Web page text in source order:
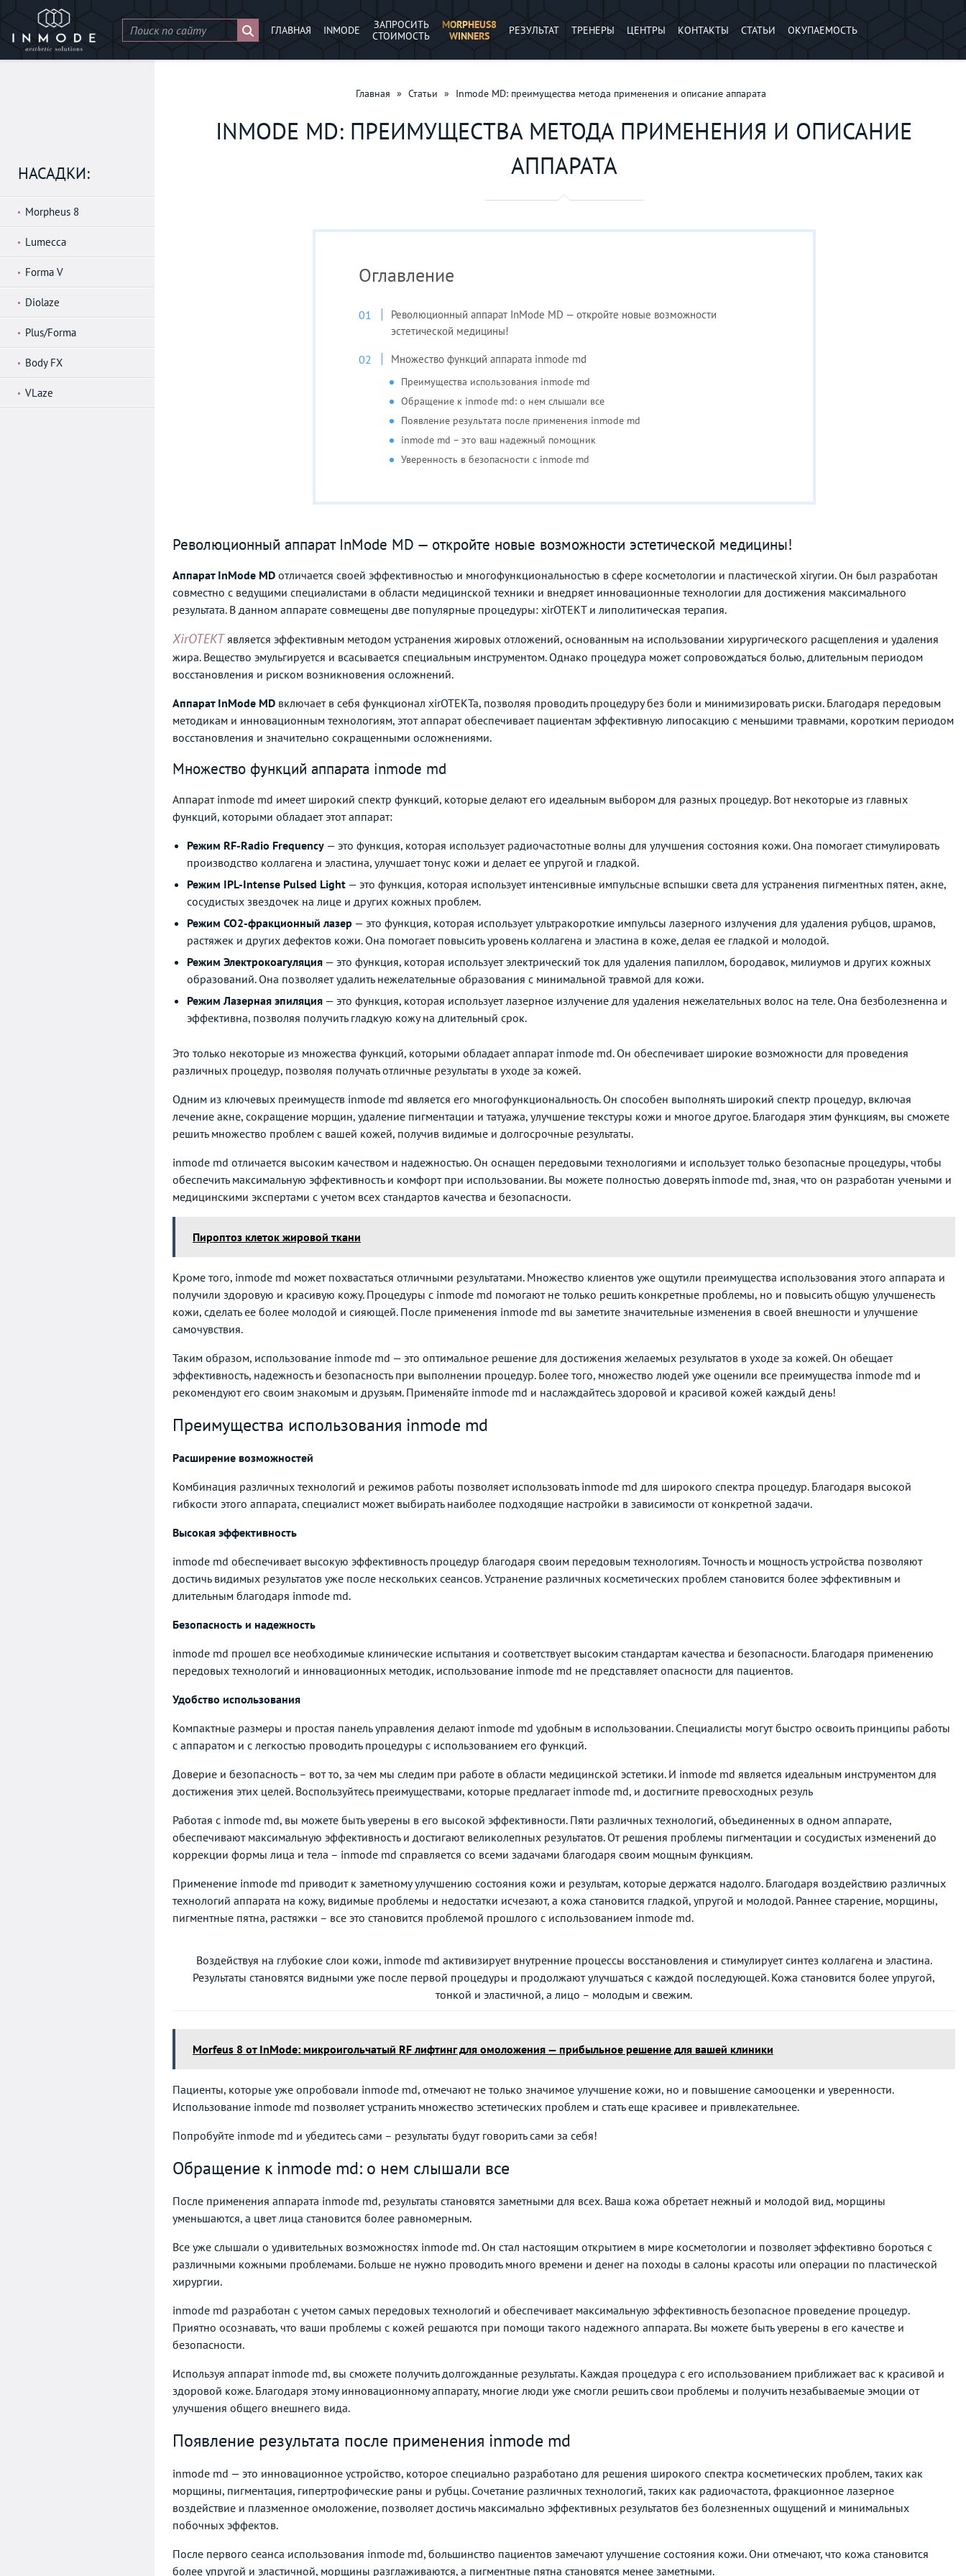
ГЛАВНАЯ INMODE
ЗАПРОСИТЬ
СТОИМОСТЬ
MORPHEUS8
WINNERS
РЕЗУЛЬТАТ ТРЕНЕРЫ ЦЕНТРЫ КОНТАКТЫ СТАТЬИ ОКУПАЕМОСТЬ
НАСАДКИ:
Morpheus 8
Lumecca
Forma V
Diolaze
Plus/Forma
Body FX
VLaze
Главная » Статьи » Inmode MD: преимущества метода применения и описание аппарата
INMODE MD: ПРЕИМУЩЕСТВА МЕТОДА ПРИМЕНЕНИЯ И ОПИСАНИЕ
АППАРАТА
Оглавление
Революционный аппарат InMode MD — откройте новые возможности
эстетической медицины!
Множество функций аппарата inmode md
Преимущества использования inmode md
Обращение к inmode md: о нем слышали все
Появление результата после применения inmode md
inmode md – это ваш надежный помощник
Уверенность в безопасности с inmode md
Революционный аппарат InMode MD — откройте новые возможности эстетической медицины!
Аппарат InMode MD отличается своей эффективностью и многофункциональностью в сфере косметологии и пластической хirугии. Он был разработан
совместно с ведущими специалистами в области медицинской техники и внедряет инновационные технологии для достижения максимального
результата. В данном аппарате совмещены две популярные процедуры: хirОТЕКТ и липолитическая терапия.
ХirОТЕКТявляется эффективным методом устранения жировых отложений, основанным на использовании хирургического расщепления и удаления
жира. Вещество эмульгируется и всасывается специальным инструментом. Однако процедура может сопровождаться болью, длительным периодом
восстановления и риском возникновения осложнений.
Аппарат InMode MD включает в себя функционал хirОТЕКТа, позволяя проводить процедуру без боли и минимизировать риски. Благодаря передовым
методикам и инновационным технологиям, этот аппарат обеспечивает пациентам эффективную липосакцию с меньшими травмами, коротким периодом
восстановления и значительно сокращенными осложнениями.
Множество функций аппарата inmode md
Аппарат inmode md имеет широкий спектр функций, которые делают его идеальным выбором для разных процедур. Вот некоторые из главных
функций, которыми обладает этот аппарат:
Режим RF-Radio Frequency — это функция, которая использует радиочастотные волны для улучшения состояния кожи. Она помогает стимулировать
производство коллагена и эластина, улучшает тонус кожи и делает ее упругой и гладкой.
Режим IPL-Intense Pulsed Light — это функция, которая использует интенсивные импульсные вспышки света для устранения пигментных пятен, акне,
сосудистых звездочек на лице и других кожных проблем.
Режим CO2-фракционный лазер — это функция, которая использует ультракороткие импульсы лазерного излучения для удаления рубцов, шрамов,
растяжек и других дефектов кожи. Она помогает повысить уровень коллагена и эластина в коже, делая ее гладкой и молодой.
Режим Электрокоагуляция — это функция, которая использует электрический ток для удаления папиллом, бородавок, милиумов и других кожных
образований. Она позволяет удалить нежелательные образования с минимальной травмой для кожи.
Режим Лазерная эпиляция — это функция, которая использует лазерное излучение для удаления нежелательных волос на теле. Она безболезненна и
эффективна, позволяя получить гладкую кожу на длительный срок.
Это только некоторые из множества функций, которыми обладает аппарат inmode md. Он обеспечивает широкие возможности для проведения
различных процедур, позволяя получать отличные результаты в уходе за кожей.
Одним из ключевых преимуществ inmode md является его многофункциональность. Он способен выполнять широкий спектр процедур, включая
лечение акне, сокращение морщин, удаление пигментации и татуажа, улучшение текстуры кожи и многое другое. Благодаря этим функциям, вы сможете
решить множество проблем с вашей кожей, получив видимые и долгосрочные результаты.
inmode md отличается высоким качеством и надежностью. Он оснащен передовыми технологиями и использует только безопасные процедуры, чтобы
обеспечить максимальную эффективность и комфорт при использовании. Вы можете полностью доверять inmode md, зная, что он разработан учеными и
медицинскими экспертами с учетом всех стандартов качества и безопасности.
Пироптоз клеток жировой ткани
Кроме того, inmode md может похвастаться отличными результатами. Множество клиентов уже ощутили преимущества использования этого аппарата и
получили здоровую и красивую кожу. Процедуры с inmode md помогают не только решить конкретные проблемы, но и повысить общую улучшенесть
кожи, сделать ее более молодой и сияющей. После применения inmode md вы заметите значительные изменения в своей внешности и улучшение
самочувствия.
Таким образом, использование inmode md — это оптимальное решение для достижения желаемых результатов в уходе за кожей. Он обещает
эффективность, надежность и безопасность при выполнении процедур. Более того, множество людей уже оценили все преимущества inmode md и
рекомендуют его своим знакомым и друзьям. Применяйте inmode md и наслаждайтесь здоровой и красивой кожей каждый день!
Преимущества использования inmode md
Расширение возможностей
Комбинация различных технологий и режимов работы позволяет использовать inmode md для широкого спектра процедур. Благодаря высокой
гибкости этого аппарата, специалист может выбирать наиболее подходящие настройки в зависимости от конкретной задачи.
Высокая эффективность
inmode md обеспечивает высокую эффективность процедур благодаря своим передовым технологиям. Точность и мощность устройства позволяют
достичь видимых результатов уже после нескольких сеансов. Устранение различных косметических проблем становится более эффективным и
длительным благодаря inmode md.
Безопасность и надежность
inmode md прошел все необходимые клинические испытания и соответствует высоким стандартам качества и безопасности. Благодаря применению
передовых технологий и инновационных методик, использование inmode md не представляет опасности для пациентов.
Удобство использования
Компактные размеры и простая панель управления делают inmode md удобным в использовании. Специалисты могут быстро освоить принципы работы
с аппаратом и с легкостью проводить процедуры с использованием его функций.
Доверие и безопасность – вот то, за чем мы следим при работе в области медицинской эстетики. И inmode md является идеальным инструментом для
достижения этих целей. Воспользуйтесь преимуществами, которые предлагает inmode md, и достигните превосходных резуль
Работая с inmode md, вы можете быть уверены в его высокой эффективности. Пяти различных технологий, объединенных в одном аппарате,
обеспечивают максимальную эффективность и достигают великолепных результатов. От решения проблемы пигментации и сосудистых изменений до
коррекции формы лица и тела – inmode md справляется со всеми задачами благодаря своим мощным функциям.
Применение inmode md приводит к заметному улучшению состояния кожи и результам, которые держатся надолго. Благодаря воздействию различных
технологий аппарата на кожу, видимые проблемы и недостатки исчезают, а кожа становится гладкой, упругой и молодой. Раннее старение, морщины,
пигментные пятна, растяжки – все это становится проблемой прошлого с использованием inmode md.
Воздействуя на глубокие слои кожи, inmode md активизирует внутренние процессы восстановления и стимулирует синтез коллагена и эластина.
Результаты становятся видными уже после первой процедуры и продолжают улучшаться с каждой последующей. Кожа становится более упругой,
тонкой и эластичной, а лицо – молодым и свежим.
Morfeus 8 от InMode: микроигольчатый RF лифтинг для омоложения — прибыльное решение для вашей клиники
Пациенты, которые уже опробовали inmode md, отмечают не только значимое улучшение кожи, но и повышение самооценки и уверенности.
Использование inmode md позволяет устранить множество эстетических проблем и стать еще красивее и привлекательнее.
Попробуйте inmode md и убедитесь сами – результаты будут говорить сами за себя!
Обращение к inmode md: о нем слышали все
После применения аппарата inmode md, результаты становятся заметными для всех. Ваша кожа обретает нежный и молодой вид, морщины
уменьшаются, а цвет лица становится более равномерным.
Все уже слышали о удивительных возможностях inmode md. Он стал настоящим открытием в мире косметологии и позволяет эффективно бороться с
различными кожными проблемами. Больше не нужно проводить много времени и денег на походы в салоны красоты или операции по пластической
хирургии.
inmode md разработан с учетом самых передовых технологий и обеспечивает максимальную эффективность безопасное проведение процедур.
Приятно осознавать, что ваши проблемы с кожей решаются при помощи такого надежного аппарата. Вы можете быть уверены в его качестве и
безопасности.
Используя аппарат inmode md, вы сможете получить долгожданные результаты. Каждая процедура с его использованием приближает вас к красивой и
здоровой коже. Благодаря этому инновационному аппарату, многие люди уже смогли решить свои проблемы и получить незабываемые эмоции от
улучшения общего внешнего вида.
Появление результата после применения inmode md
inmode md — это инновационное устройство, которое специально разработано для решения широкого спектра косметических проблем, таких как
морщины, пигментация, гипертрофические раны и рубцы. Сочетание различных технологий, таких как радиочастота, фракционное лазерное
воздействие и плазменное омоложение, позволяет достичь максимально эффективных результатов без болезненных ощущений и минимальных
побочных эффектов.
После первого сеанса использования inmode md, большинство пациентов замечают улучшение состояния кожи. Они отмечают, что кожа становится
более упругой и эластичной, морщины разглаживаются, а пигментные пятна становятся менее заметными.